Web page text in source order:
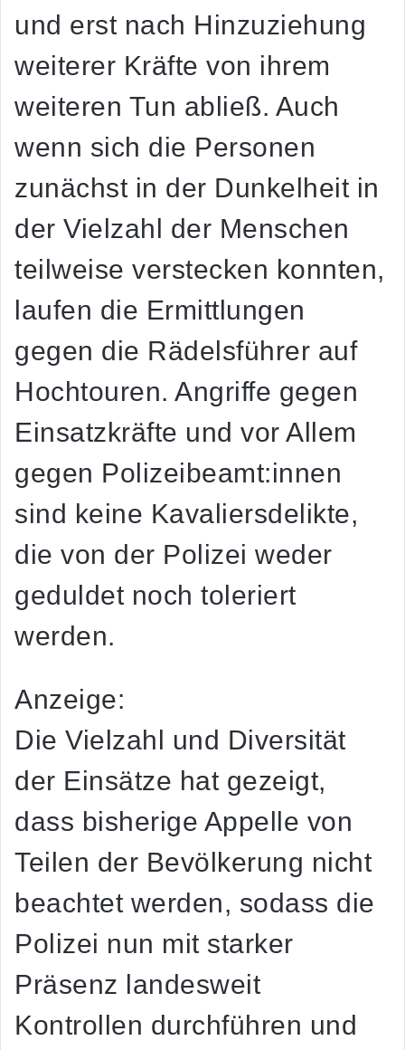
und erst nach Hinzuziehung
weiterer Kräfte von ihrem
weiteren Tun abließ. Auch
wenn sich die Personen
zunächst in der Dunkelheit in
der Vielzahl der Menschen
teilweise verstecken konnten,
laufen die Ermittlungen
gegen die Rädelsführer auf
Hochtouren. Angriffe gegen
Einsatzkräfte und vor Allem
gegen Polizeibeamt:innen
sind keine Kavaliersdelikte,
die von der Polizei weder
geduldet noch toleriert
werden.
Anzeige:
Die Vielzahl und Diversität
der Einsätze hat gezeigt,
dass bisherige Appelle von
Teilen der Bevölkerung nicht
beachtet werden, sodass die
Polizei nun mit starker
Präsenz landesweit
Kontrollen durchführen und